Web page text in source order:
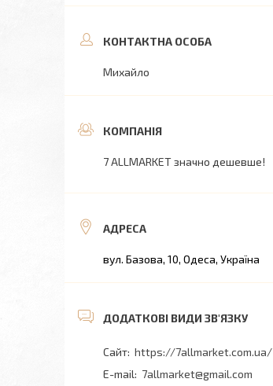
Михайло
7 ALLMARKET значно дешевше!
вул. Базова, 10, Одеса, Україна
https://7allmarket.com.ua/
7allmarket@gmail.com